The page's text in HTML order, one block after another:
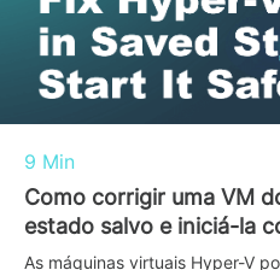
9 Min
Como corrigir uma VM
estado salvo e iniciá-la
As máquinas virtuais Hyper-V